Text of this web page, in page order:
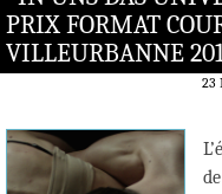
PRIX FORMAT
VILLEURBANNE
23